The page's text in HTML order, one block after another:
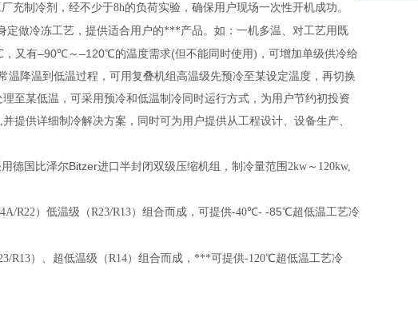
充制冷剂，经不少于8h的负荷实验，确保用户现场一次性开机成功。
做冷冻工艺，提供适合用户的***产品。如：一机多温、对工艺用既
，又有–90℃ ～ –120℃的温度需求(但不能同时使用) ，可增加单级供冷给
温降温到低温过程，可用复叠机组高温级先预冷至某设定温度，再切换
至某低温，可采用预冷和低温制冷同时运行方式，为用户节约初投资
,并提供详细制冷解决方案，同时可为用户提供从工程设计、设备生产、
德国比泽尔Bitzer进口半封闭双级压缩机组，制冷量范围 2kw ～ 120kw,
R22）低温级（R23/R13）组合而成，可提供-40℃- -85℃超低温工艺冷
R13）、超低温级（R14）组合而成，***可提供-120℃超低温工艺冷